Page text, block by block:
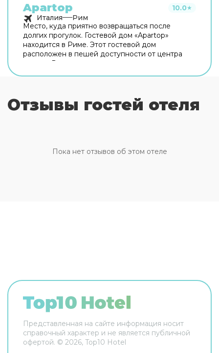
Apartop 10.0★
Италия
Рим
Место, куда приятно возвращаться после
долгих прогулок. Гостевой дом «Apartop»
находится в Риме. Этот гостевой дом
расположен в пешей доступности от центра
города. Рядом с гостевым домом можно
В гостевом доме есть бесплатный Wi-Fi. Для
путешественников на машине организована
передвижения возможна организация
трансфера. Доступная среда: работает лифт. А
Отзывы гостей отеля
Пока нет отзывов об этом отеле
Представленная на сайте информация носит
справочный характер и не является публичной
офертой. © 2026, Top10 Hotel